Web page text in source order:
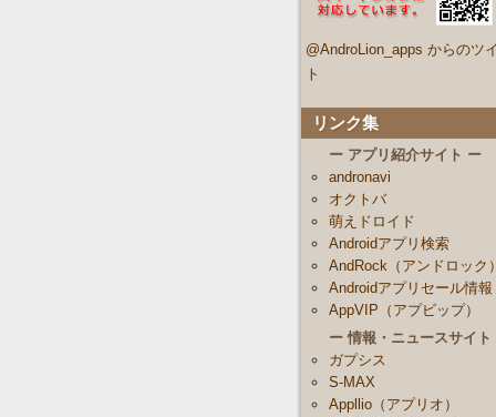
@AndroLion_apps からのツ
ト
リンク集
ー アプリ紹介サイト ー
andronavi
オクトバ
萌えドロイド
Androidアプリ検索
AndRock（アンドロック
Androidアプリセール情報
AppVIP（アプビップ）
ー 情報・ニュースサイト
ガプシス
S-MAX
Appllio（アプリオ）